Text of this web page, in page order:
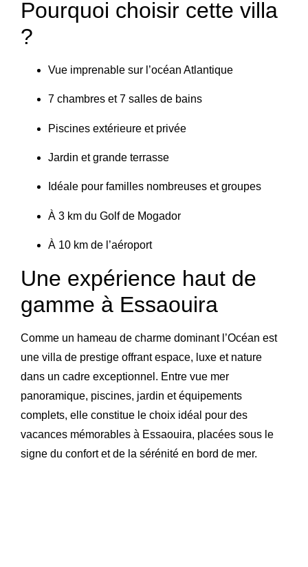
Pourquoi choisir cette villa
?
Vue imprenable sur l’océan Atlantique
7 chambres et 7 salles de bains
Piscines extérieure et privée
Jardin et grande terrasse
Idéale pour familles nombreuses et groupes
À 3 km du Golf de Mogador
À 10 km de l’aéroport
Une expérience haut de
gamme à Essaouira
Comme un hameau de charme dominant l’Océan est
une villa de prestige offrant espace, luxe et nature
dans un cadre exceptionnel. Entre vue mer
panoramique, piscines, jardin et équipements
complets, elle constitue le choix idéal pour des
vacances mémorables à Essaouira, placées sous le
signe du confort et de la sérénité en bord de mer.